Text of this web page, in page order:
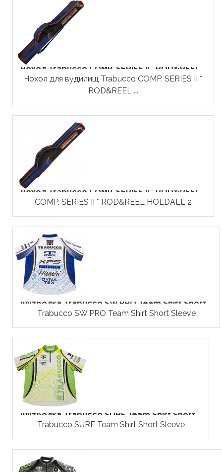
Чохол Trabucco COMP. SERIES II * ROD&REEL...
Чохол для вудилищ Trabucco COMP. SERIES II *
ROD&REEL ...
Чохол Trabucco COMP. SERIES II * ROD&REEL...
COMP. SERIES II * ROD&REEL HOLDALL 2
Футболка Trabucco SW PRO Team Shirt Short...
Trabucco SW PRO Team Shirt Short Sleeve
Футболка Trabucco SURF Team Shirt Short...
Trabucco SURF Team Shirt Short Sleeve